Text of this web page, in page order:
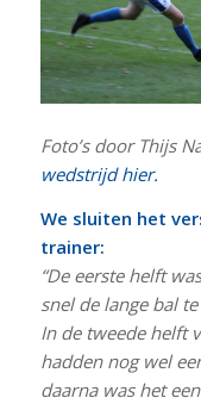
Foto’s door Thijs
wedstrijd hier.
We sluiten het
trainer:
“De eerste helft
snel de lange bal
In de tweede helft
hadden nog wel
daarna was het